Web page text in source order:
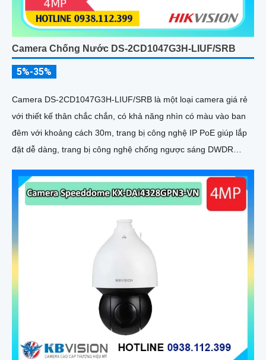
Camera Chống Nước DS-2CD1047G3H-LIUF/SRB
5%-35%
Camera DS-2CD1047G3H-LIUF/SRB là một loại camera giá rẻ
với thiết kế thân chắc chắn, có khả năng nhìn có màu vào ban
đêm với khoảng cách 30m, trang bị công nghệ IP PoE giúp lắp
đặt dễ dàng, trang bị công nghệ chống ngược sáng DWDR